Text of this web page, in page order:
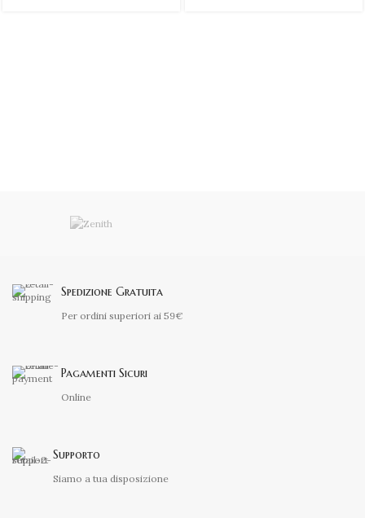
Spedizione Gratuita
Per ordini superiori ai 59€
Pagamenti Sicuri
Online
Supporto
Siamo a tua disposizione